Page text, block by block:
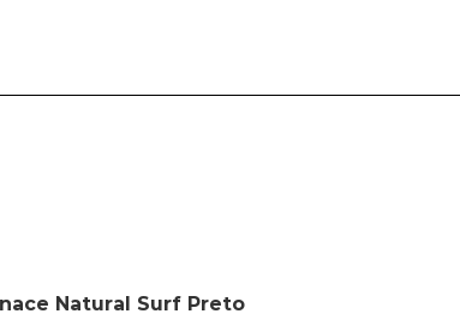
Natural Surf Preto